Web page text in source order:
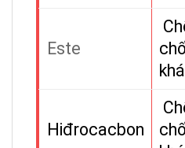
Este
Hiđrocacbon